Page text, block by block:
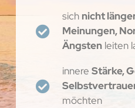
sich nicht
Meinungen,
Ängstenleiten
innere Stärke,
möchten